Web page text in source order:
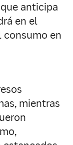
anticipa
en el
en
mientras